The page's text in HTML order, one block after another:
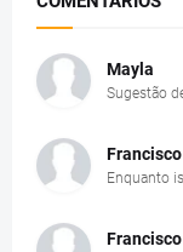
Mayla
Sugestão
Enquanto